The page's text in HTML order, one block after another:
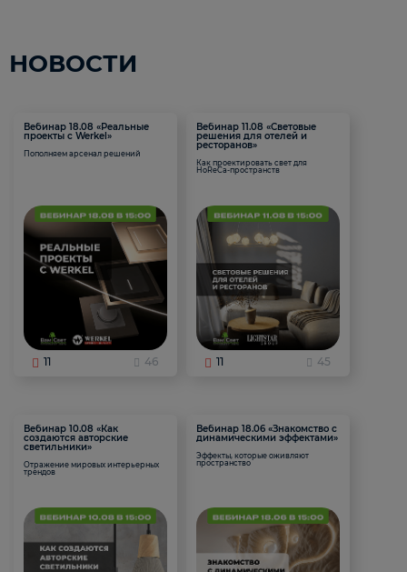
НОВОСТИ
Вебинар 18.08 «Реальные
проекты с Werkel»
Пополняем арсенал решений
11 46
Вебинар 11.08 «Световые
решения для отелей и
ресторанов»
Как проектировать свет для
HoReCa-пространств
11 45
Вебинар 10.08 «Как
создаются авторские
светильники»
Отражение мировых интерьерных
трендов
Вебинар 18.06 «Знакомство с
динамическими эффектами»
Эффекты, которые оживляют
пространство